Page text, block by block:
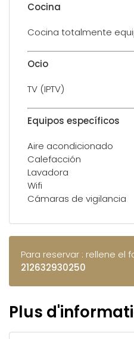
Cocina
Cocina totalmente
Ocio
TV (IPTV)
Equipos específicos
Aire acondicionado
Calefacción
Lavadora
Wifi
Cámaras de vigilancia
Para reservar : rellene el
212632930250
Plus